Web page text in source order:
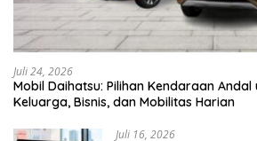
Juli 24, 2026
Mobil Daihatsu: Pilihan Kendaraan
Keluarga, Bisnis, dan Mobilitas Harian
Juli 16, 2026